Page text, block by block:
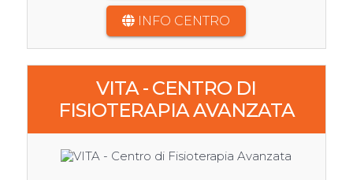
INFO CENTRO
VITA - CENTRO DI
FISIOTERAPIA AVANZATA